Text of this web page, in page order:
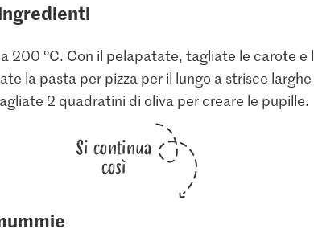
200 °C. Con il pelapatate, tagliate le carote e
la pasta per pizza per il lungo a strisce larghe
2 quadratini di oliva per creare le pupille.
Si continua
così